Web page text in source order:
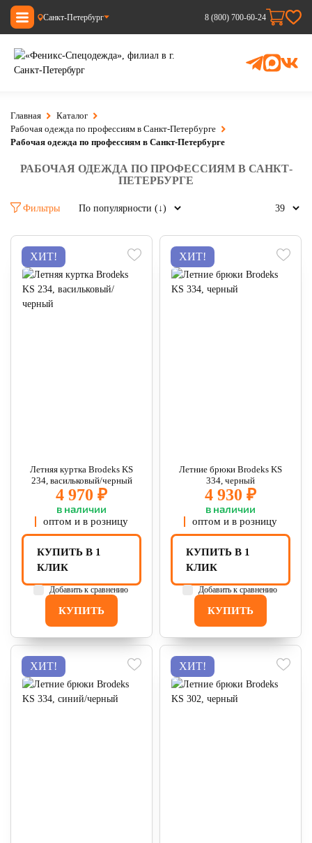
Санкт-Петербург 8 (800) 700-60-24
Главная
Каталог
Рабочая одежда по профессиям в Санкт-Петербурге
Рабочая одежда по профессиям в Санкт-Петербурге
РАБОЧАЯ ОДЕЖДА ПО ПРОФЕССИЯМ В САНКТ-
ПЕТЕРБУРГЕ
Фильтры
ХИТ!
Летняя куртка Brodeks KS
234, васильковый/черный
4 970 ₽
в наличии
оптом и в розницу
КУПИТЬ
КУПИТЬ В 1
КЛИК
Добавить к сравнению
ХИТ!
Летние брюки Brodeks KS
334, черный
4 930 ₽
в наличии
оптом и в розницу
КУПИТЬ
КУПИТЬ В 1
КЛИК
Добавить к сравнению
ХИТ! ХИТ!